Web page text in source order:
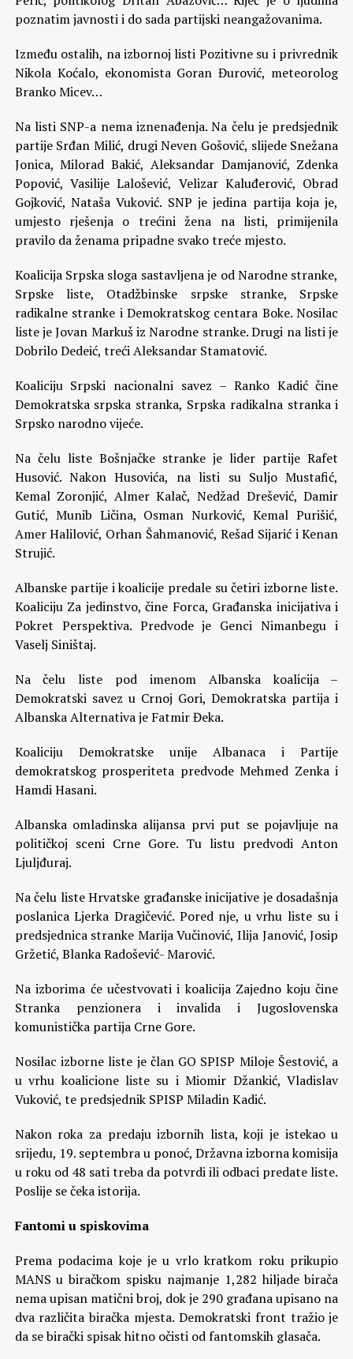
poznatim javnosti i do sada partijski neangažovanima.
Između ostalih, na izbornoj listi Pozitivne su i privrednik
Nikola Koćalo, ekonomista Goran Đurović, meteorolog
Branko Micev…
Na listi SNP-a nema iznenađenja. Na čelu je predsjednik
partije Srđan Milić, drugi Neven Gošović, slijede Snežana
Jonica, Milorad Bakić, Aleksandar Damjanović, Zdenka
Popović, Vasilije Lalošević, Velizar Kaluđerović, Obrad
Gojković, Nataša Vuković. SNP je jedina partija koja je,
umjesto rješenja o trećini žena na listi, primijenila
pravilo da ženama pripadne svako treće mjesto.
Koalicija Srpska sloga sastavljena je od Narodne stranke,
Srpske liste, Otadžbinske srpske stranke, Srpske
radikalne stranke i Demokratskog centara Boke. Nosilac
liste je Jovan Markuš iz Narodne stranke. Drugi na listi je
Dobrilo Dedeić, treći Aleksandar Stamatović.
Koaliciju Srpski nacionalni savez – Ranko Kadić čine
Demokratska srpska stranka, Srpska radikalna stranka i
Srpsko narodno vijeće.
Na čelu liste Bošnjačke stranke je lider partije Rafet
Husović. Nakon Husovića, na listi su Suljo Mustafić,
Kemal Zoronjić, Almer Kalač, Nedžad Drešević, Damir
Gutić, Munib Ličina, Osman Nurković, Kemal Purišić,
Amer Halilović, Orhan Šahmanović, Rešad Sijarić i Kenan
Strujić.
Albanske partije i koalicije predale su četiri izborne liste.
Koaliciju Za jedinstvo, čine Forca, Građanska inicijativa i
Pokret Perspektiva. Predvode je Genci Nimanbegu i
Vaselj Siništaj.
Na čelu liste pod imenom Albanska koalicija –
Demokratski savez u Crnoj Gori, Demokratska partija i
Albanska Alternativa je Fatmir Đeka.
Koaliciju Demokratske unije Albanaca i Partije
demokratskog prosperiteta predvode Mehmed Zenka i
Hamdi Hasani.
Albanska omladinska alijansa prvi put se pojavljuje na
političkoj sceni Crne Gore. Tu listu predvodi Anton
Ljuljđuraj.
Na čelu liste Hrvatske građanske inicijative je dosadašnja
poslanica Ljerka Dragičević. Pored nje, u vrhu liste su i
predsjednica stranke Marija Vučinović, Ilija Janović, Josip
Gržetić, Blanka Radošević- Marović.
Na izborima će učestvovati i koalicija Zajedno koju čine
Stranka penzionera i invalida i Jugoslovenska
komunistička partija Crne Gore.
Nosilac izborne liste je član GO SPISP Miloje Šestović, a
u vrhu koalicione liste su i Miomir Džankić, Vladislav
Vuković, te predsjednik SPISP Miladin Kadić.
Nakon roka za predaju izbornih lista, koji je istekao u
srijedu, 19. septembra u ponoć, Državna izborna komisija
u roku od 48 sati treba da potvrdi ili odbaci predate liste.
Poslije se čeka istorija.
Fantomi u spiskovima
Prema podacima koje je u vrlo kratkom roku prikupio
MANS u biračkom spisku najmanje 1,282 hiljade birača
nema upisan matični broj, dok je 290 građana upisano na
dva različita biračka mjesta. Demokratski front tražio je
da se birački spisak hitno očisti od fantomskih glasača.